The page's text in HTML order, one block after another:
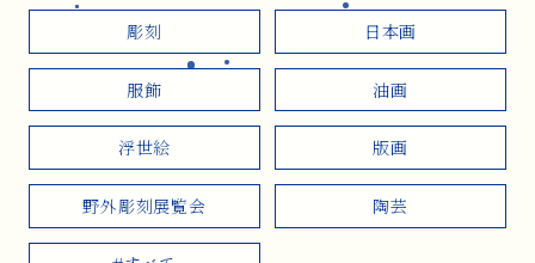
彫刻 日本画
服飾 油画
浮世絵 版画
野外彫刻展覧会 陶芸